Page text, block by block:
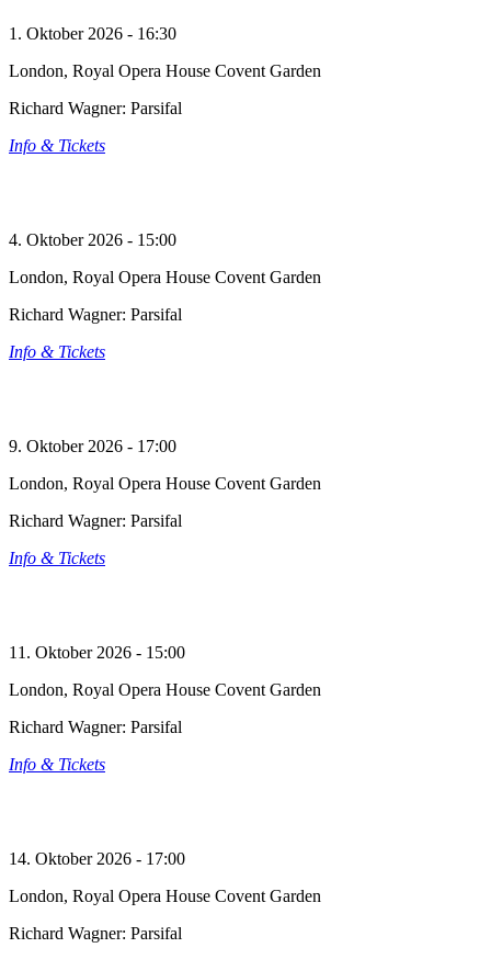
1. Oktober 2026 - 16:30
London, Royal Opera House Covent Garden
Richard Wagner: Parsifal
Info & Tickets
4. Oktober 2026 - 15:00
London, Royal Opera House Covent Garden
Richard Wagner: Parsifal
Info & Tickets
9. Oktober 2026 - 17:00
London, Royal Opera House Covent Garden
Richard Wagner: Parsifal
Info & Tickets
11. Oktober 2026 - 15:00
London, Royal Opera House Covent Garden
Richard Wagner: Parsifal
Info & Tickets
14. Oktober 2026 - 17:00
London, Royal Opera House Covent Garden
Richard Wagner: Parsifal